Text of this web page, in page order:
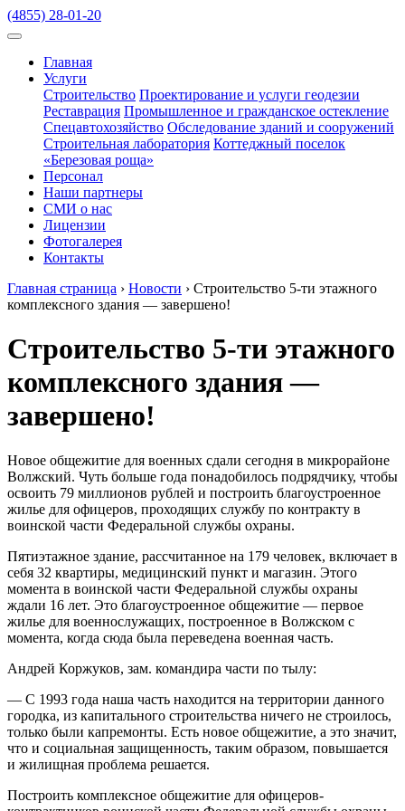
(4855) 28-01-20
Главная
Услуги
Строительство Проектирование и услуги геодезии
Реставрация Промышленное и гражданское остекление
Спецавтохозяйство Обследование зданий и сооружений
Строительная лаборатория Коттеджный поселок
«Березовая роща»
Персонал
Наши партнеры
СМИ о нас
Лицензии
Фотогалерея
Контакты
Главная страница › Новости › Строительство 5-ти этажного
комплексного здания — завершено!
Строительство 5-ти этажного
комплексного здания —
завершено!
Новое общежитие для военных сдали сегодня в микрорайоне
Волжский. Чуть больше года понадобилось подрядчику, чтобы
освоить 79 миллионов рублей и построить благоустроенное
жилье для офицеров, проходящих службу по контракту в
воинской части Федеральной службы охраны.
Пятиэтажное здание, рассчитанное на 179 человек, включает в
себя 32 квартиры, медицинский пункт и магазин. Этого
момента в воинской части Федеральной службы охраны
ждали 16 лет. Это благоустроенное общежитие — первое
жилье для военнослужащих, построенное в Волжском с
момента, когда сюда была переведена военная часть.
Андрей Коржуков, зам. командира части по тылу:
— С 1993 года наша часть находится на территории данного
городка, из капитального строительства ничего не строилось,
только были капремонты. Есть новое общежитие, а это значит,
что и социальная защищенность, таким образом, повышается
и жилищная проблема решается.
Построить комплексное общежитие для офицеров-